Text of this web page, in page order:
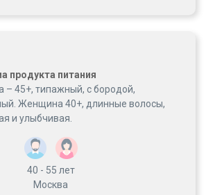
продукта питания
– 45+, типажный, с бородой,
Женщина 40+, длинные волосы,
и улыбчивая.
40 - 55 лет
Москва